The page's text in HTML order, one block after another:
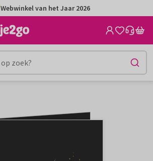
Webwinkel van het Jaar 2026